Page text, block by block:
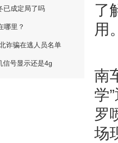
了
用
南
学
罗
场
已成定局了吗
哪里？
诈骗在逃人员名单
信号显示还是4g